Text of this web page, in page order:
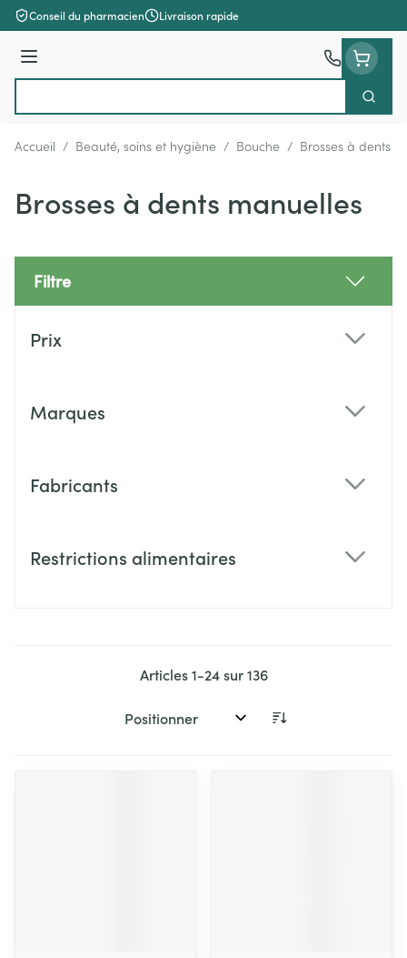
Aller au contenu
Conseil du pharmacien Livraison rapide
Menu
Accueil / Beauté, soins et hygiène / Bouche / Brosses à dents
Brosses à dents manuelles
Filtre
Prix
Marques
Fabricants
Restrictions alimentaires
Articles1-24sur136
Trier par: